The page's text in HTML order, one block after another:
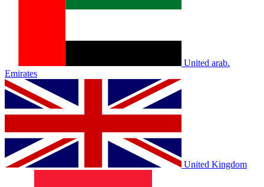
United arab.
Emirates
United Kingdom